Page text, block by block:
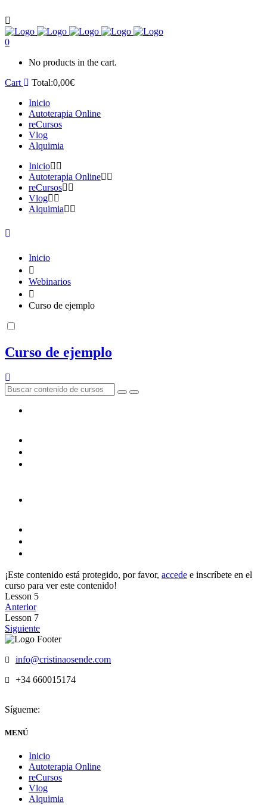
0
No products in the cart.
Cart
Total:0,00€
Inicio
Autoterapia Online
reCursos
Vlog
Alquimia
Inicio
Autoterapia Online
reCursos
Vlog
Alquimia
Inicio
Webinarios
Curso de ejemplo
Curso de ejemplo
¡Este contenido está protegido, por favor, accede e inscríbete en el
curso para ver este contenido!
Lesson 5
Anterior
Lesson 7
Siguiente
info@cristinaosende.com
+34 660015174
Sígueme:
MENÚ
Inicio
Autoterapia Online
reCursos
Vlog
Alquimia